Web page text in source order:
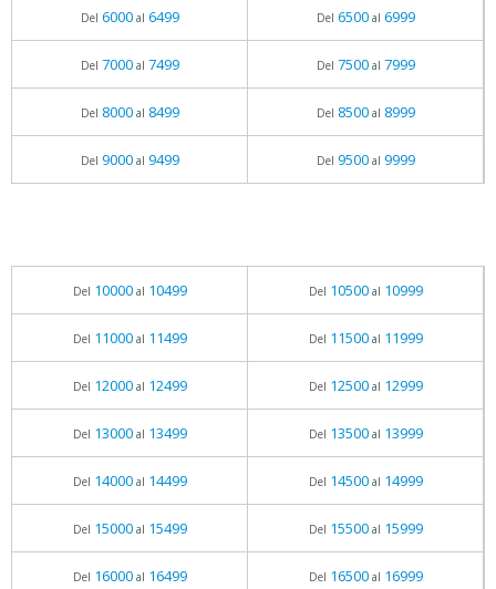
Del 6000al 6499 Del 6500al 6999
Del 7000al 7499 Del 7500al 7999
Del 8000al 8499 Del 8500al 8999
Del 9000al 9499 Del 9500al 9999
Del 10000al 10499 Del 10500al 10999
Del 11000al 11499 Del 11500al 11999
Del 12000al 12499 Del 12500al 12999
Del 13000al 13499 Del 13500al 13999
Del 14000al 14499 Del 14500al 14999
Del 15000al 15499 Del 15500al 15999
Del 16000al 16499 Del 16500al 16999